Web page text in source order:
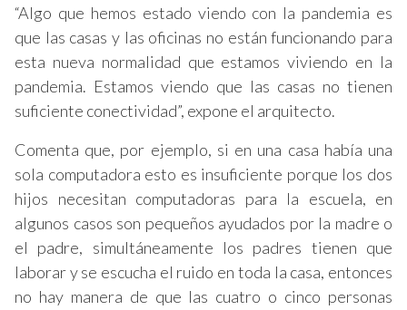
“Algo que hemos estado viendo con la pandemia es
que las casas y las oficinas no están funcionando para
esta nueva normalidad que estamos viviendo en la
pandemia. Estamos viendo que las casas no tienen
suficiente conectividad”, expone el arquitecto.
Comenta que, por ejemplo, si en una casa había una
sola computadora esto es insuficiente porque los dos
hijos necesitan computadoras para la escuela, en
algunos casos son pequeños ayudados por la madre o
el padre, simultáneamente los padres tienen que
laborar y se escucha el ruido en toda la casa, entonces
no hay manera de que las cuatro o cinco personas